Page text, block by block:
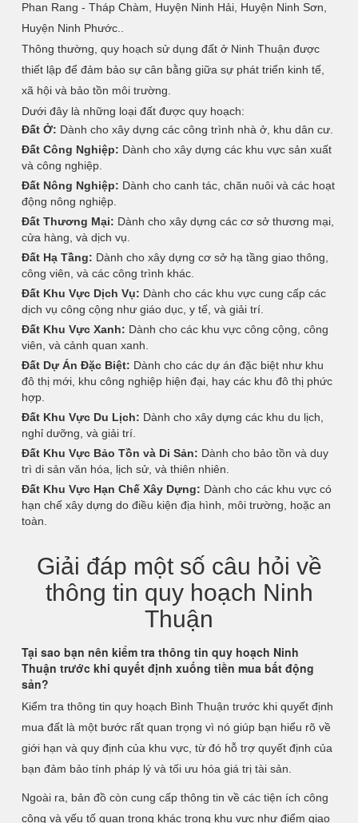
Phan Rang - Tháp Chàm, Huyện Ninh Hải, Huyện Ninh Sơn,
Huyện Ninh Phước..
Thông thường, quy hoạch sử dụng đất ở Ninh Thuận được
thiết lập để đảm bảo sự cân bằng giữa sự phát triển kinh tế,
xã hội và bảo tồn môi trường.
Dưới đây là những loại đất được quy hoạch:
Đất Ở: Dành cho xây dựng các công trình nhà ở, khu dân cư.
Đất Công Nghiệp: Dành cho xây dựng các khu vực sản xuất
và công nghiệp.
Đất Nông Nghiệp: Dành cho canh tác, chăn nuôi và các hoạt
động nông nghiệp.
Đất Thương Mại: Dành cho xây dựng các cơ sở thương mại,
cửa hàng, và dịch vụ.
Đất Hạ Tầng: Dành cho xây dựng cơ sở hạ tầng giao thông,
công viên, và các công trình khác.
Đất Khu Vực Dịch Vụ: Dành cho các khu vực cung cấp các
dịch vụ công cộng như giáo dục, y tế, và giải trí.
Đất Khu Vực Xanh: Dành cho các khu vực công cộng, công
viên, và cảnh quan xanh.
Đất Dự Án Đặc Biệt: Dành cho các dự án đặc biệt như khu
đô thị mới, khu công nghiệp hiện đại, hay các khu đô thị phức
hợp.
Đất Khu Vực Du Lịch: Dành cho xây dựng các khu du lịch,
nghỉ dưỡng, và giải trí.
Đất Khu Vực Bảo Tồn và Di Sản: Dành cho bảo tồn và duy
trì di sản văn hóa, lịch sử, và thiên nhiên.
Đất Khu Vực Hạn Chế Xây Dựng: Dành cho các khu vực có
hạn chế xây dựng do điều kiện địa hình, môi trường, hoặc an
toàn.
Giải đáp một số câu hỏi về
thông tin quy hoạch Ninh
Thuận
Tại sao bạn nên kiểm tra thông tin quy hoạch Ninh
Thuận trước khi quyết định xuống tiền mua bất động
sản?
Kiểm tra thông tin quy hoạch Bình Thuận trước khi quyết định
mua đất là một bước rất quan trọng vì nó giúp bạn hiểu rõ về
giới hạn và quy định của khu vực, từ đó hỗ trợ quyết định của
bạn đảm bảo tính pháp lý và tối ưu hóa giá trị tài sản.
Ngoài ra, bản đồ còn cung cấp thông tin về các tiện ích công
cộng và yếu tố quan trọng khác trong khu vực như điểm giao